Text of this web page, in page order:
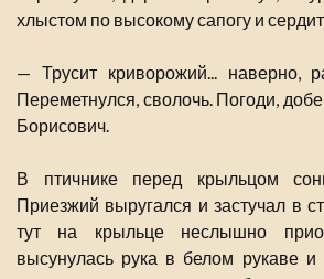
хлыстом по высокому сапогу и
— Трусит криворожий... наверно,
Переметнулся, сволочь. Погоди,
Борисович.
В птичнике перед крыльцом
Приезжий выругался и застучал в
тут на крыльце неслышно
высунулась рука в белом рукаве